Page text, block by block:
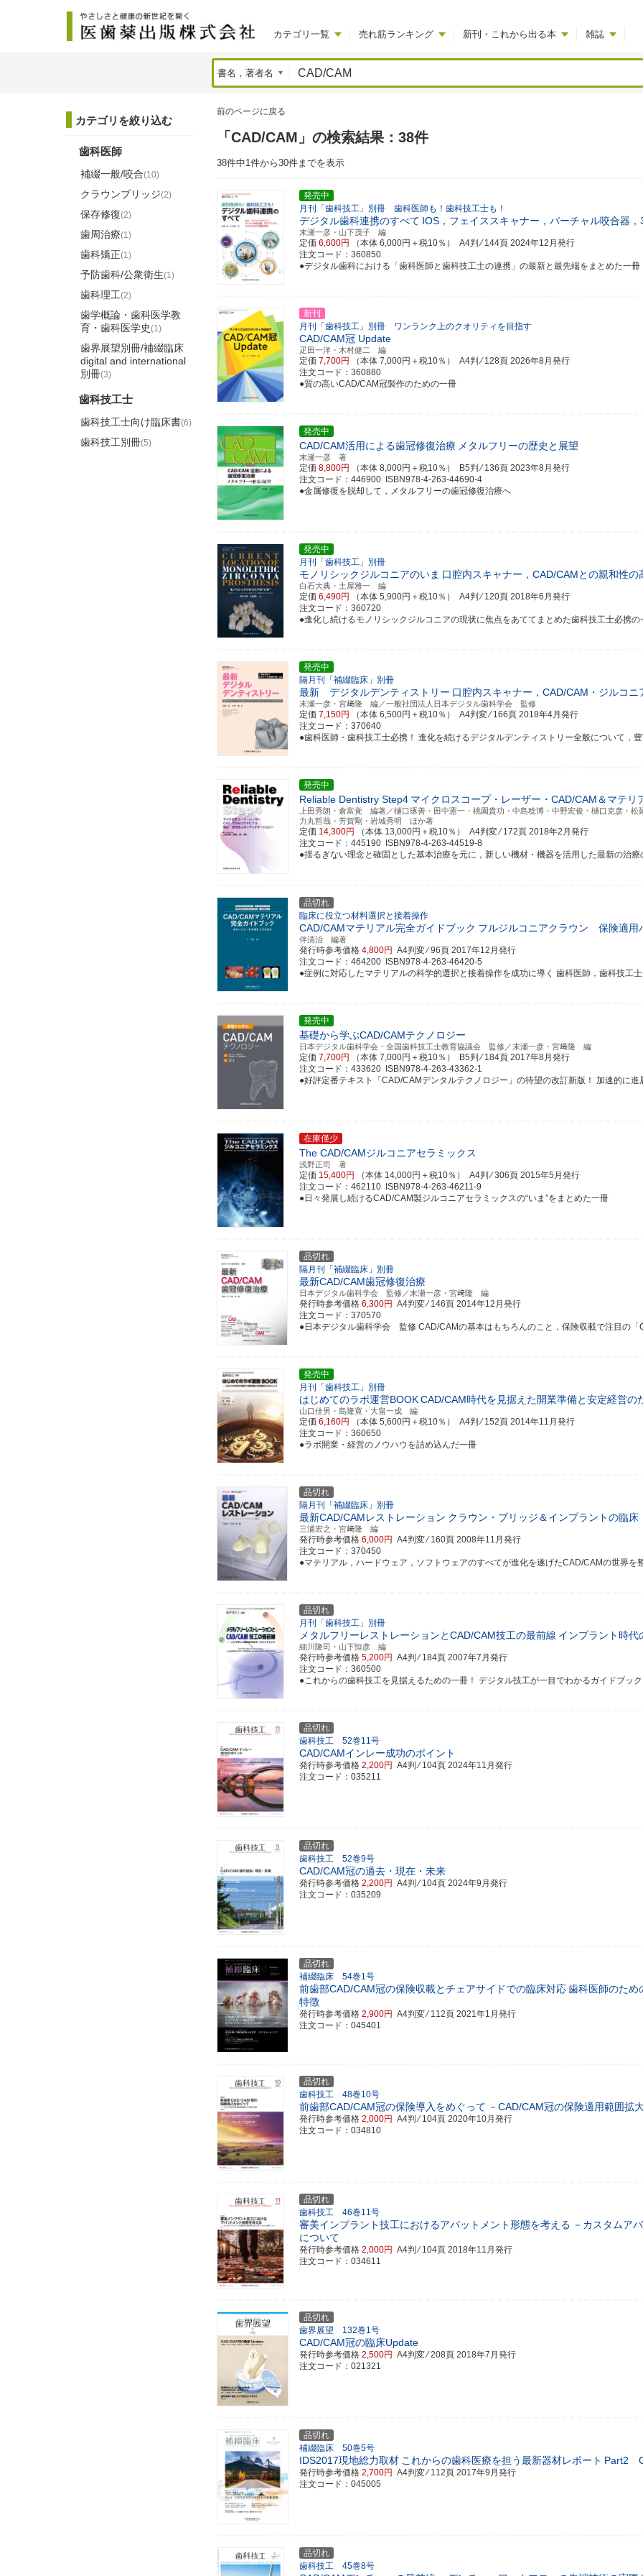
カテゴリ一覧 売れ筋ランキング 新刊・これから出る本 雑誌
前のページに戻る
「CAD/CAM」の検索結果：38件
38件中1件から30件までを表示
発売中
月刊「歯科技工」別冊 歯科医師も！歯科技工士も！
デジタル歯科連携のすべて IOS，フェイススキャナー，バーチャル咬合器
末瀬一彦・山下茂子 編
定価 6,600円 （本体 6,000円＋税10％） A4判 ⁄ 144頁 2024年12月発行
注文コード：360850
●デジタル歯科における「歯科医師と歯科技工士の連携」の最新と最先端をまとめた一冊
新刊
月刊「歯科技工」別冊 ワンランク上のクオリティを目指す
CAD/CAM冠 Update
疋田一洋・木村健二 編
定価 7,700円 （本体 7,000円＋税10％） A4判 ⁄ 128頁 2026年8月発行
注文コード：360880
●質の高いCAD/CAM冠製作のための一冊
発売中
CAD/CAM活用による歯冠修復治療 メタルフリーの歴史と展望
末瀬一彦 著
定価 8,800円 （本体 8,000円＋税10％） B5判 ⁄ 136頁 2023年8月発行
注文コード：446900 ISBN978-4-263-44690-4
●金属修復を脱却して，メタルフリーの歯冠修復治療へ
発売中
月刊「歯科技工」別冊
モノリシックジルコニアのいま 口腔内スキャナー，CAD/CAMとの親和性
白石大典・土屋雅一 編
定価 6,490円 （本体 5,900円＋税10％） A4判 ⁄ 120頁 2018年6月発行
注文コード：360720
●進化し続けるモノリシックジルコニアの現状に焦点をあててまとめた歯科技工士必携の
発売中
隔月刊「補綴臨床」別冊
最新 デジタルデンティストリー 口腔内スキャナー，CAD/CAM・ジルコ
末瀬一彦・宮﨑隆 編／一般社団法人日本デジタル歯科学会 監修
定価 7,150円 （本体 6,500円＋税10％） A4判変 ⁄ 166頁 2018年4月発行
注文コード：370640
●歯科医師・歯科技工士必携！ 進化を続けるデジタルデンティストリー全般について，
発売中
Reliable Dentistry Step4 マイクロスコープ・レーザー・CAD/CAM＆マテ
上田秀朗・倉富覚 編著／樋口琢善・田中憲一・桃園貴功・中島稔博・中野宏俊・樋口克彦・
力丸哲哉・芳賀剛・岩城秀明 ほか著
定価 14,300円 （本体 13,000円＋税10％） A4判変 ⁄ 172頁 2018年2月発行
注文コード：445190 ISBN978-4-263-44519-8
●揺るぎない理念と確固とした基本治療を元に，新しい機材・機器を活用した最新の治療
品切れ
臨床に役立つ材料選択と接着操作
CAD/CAMマテリアル完全ガイドブック フルジルコニアクラウン 保険適
伴清治 編著
発行時参考価格 4,800円 A4判変 ⁄ 96頁 2017年12月発行
注文コード：464200 ISBN978-4-263-46420-5
●症例に対応したマテリアルの科学的選択と接着操作を成功に導く 歯科医師，歯科技工
発売中
基礎から学ぶCAD/CAMテクノロジー
日本デジタル歯科学会・全国歯科技工士教育協議会 監修／末瀬一彦・宮﨑隆 編
定価 7,700円 （本体 7,000円＋税10％） B5判 ⁄ 184頁 2017年8月発行
注文コード：433620 ISBN978-4-263-43362-1
●好評定番テキスト「CAD/CAMデンタルテクノロジー」の待望の改訂新版！ 加速的に進
在庫僅少
The CAD/CAMジルコニアセラミックス
浅野正司 著
定価 15,400円 （本体 14,000円＋税10％） A4判 ⁄ 306頁 2015年5月発行
注文コード：462110 ISBN978-4-263-46211-9
●日々発展し続けるCAD/CAM製ジルコニアセラミックスの“いま”をまとめた一冊
品切れ
隔月刊「補綴臨床」別冊
最新CAD/CAM歯冠修復治療
日本デジタル歯科学会 監修／末瀬一彦・宮﨑隆 編
発行時参考価格 6,300円 A4判変 ⁄ 146頁 2014年12月発行
注文コード：370570
●日本デジタル歯科学会 監修 CAD/CAMの基本はもちろんのこと，保険収載で注目の「
発売中
月刊「歯科技工」別冊
はじめてのラボ運営BOOKCAD/CAM時代を見据えた開業準備と安定経営の
山口佳男・島隆寛・大畠一成 編
定価 6,160円 （本体 5,600円＋税10％） A4判 ⁄ 152頁 2014年11月発行
注文コード：360650
●ラボ開業・経営のノウハウを詰め込んだ一冊
品切れ
隔月刊「補綴臨床」別冊
最新CAD/CAMレストレーション クラウン・ブリッジ＆インプラントの臨床
三浦宏之・宮﨑隆 編
発行時参考価格 6,000円 A4判変 ⁄ 160頁 2008年11月発行
注文コード：370450
●マテリアル，ハードウェア，ソフトウェアのすべてが進化を遂げたCAD/CAMの世界を
品切れ
月刊「歯科技工」別冊
メタルフリーレストレーションとCAD/CAM技工の最前線 インプラント時代
細川隆司・山下恒彦 編
発行時参考価格 5,200円 A4判 ⁄ 184頁 2007年7月発行
注文コード：360500
●これからの歯科技工を見据えるための一冊！ デジタル技工が一目でわかるガイドブック
品切れ
歯科技工 52巻11号
CAD/CAMインレー成功のポイント
発行時参考価格 2,200円 A4判 ⁄ 104頁 2024年11月発行
注文コード：035211
品切れ
歯科技工 52巻9号
CAD/CAM冠の過去・現在・未来
発行時参考価格 2,200円 A4判 ⁄ 104頁 2024年9月発行
注文コード：035209
品切れ
補綴臨床 54巻1号
前歯部CAD/CAM冠の保険収載とチェアサイドでの臨床対応歯科医師のため
特徴
発行時参考価格 2,900円 A4判変 ⁄ 112頁 2021年1月発行
注文コード：045401
品切れ
歯科技工 48巻10号
前歯部CAD/CAM冠の保険導入をめぐって －CAD/CAM冠の保険適用範囲拡
発行時参考価格 2,000円 A4判 ⁄ 104頁 2020年10月発行
注文コード：034810
品切れ
歯科技工 46巻11号
審美インプラント技工におけるアバットメント形態を考える －カスタムア
について
発行時参考価格 2,000円 A4判 ⁄ 104頁 2018年11月発行
注文コード：034611
品切れ
歯界展望 132巻1号
CAD/CAM冠の臨床Update
発行時参考価格 2,500円 A4判変 ⁄ 208頁 2018年7月発行
注文コード：021321
品切れ
補綴臨床 50巻5号
IDS2017現地総力取材 これからの歯科医療を担う最新器材レポート Part2
発行時参考価格 2,700円 A4判変 ⁄ 112頁 2017年9月発行
注文コード：045005
品切れ
歯科技工 45巻8号
カテゴリを絞り込む
歯科医師
補綴一般/咬合(10)
クラウンブリッジ(2)
保存修復(2)
歯周治療(1)
歯科矯正(1)
予防歯科/公衆衛生(1)
歯科理工(2)
歯学概論・歯科医学教
育・歯科医学史(1)
歯界展望別冊/補綴臨床
digital and international
別冊(3)
歯科技工士
歯科技工士向け臨床書(6)
歯科技工別冊(5)